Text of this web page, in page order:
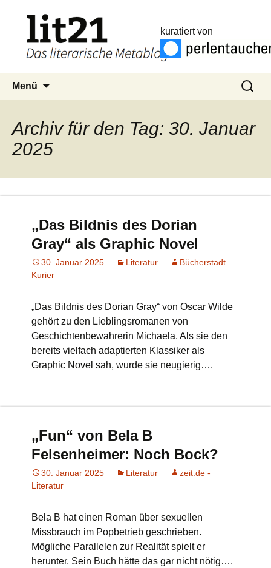
kuratiert von
Menü
Suchen
nach:
Archiv für den Tag: 30. Januar
2025
„Das Bildnis des Dorian
Gray“ als Graphic Novel
30. Januar 2025 Literatur
Bücherstadt
Kurier
„Das Bildnis des Dorian Gray“ von Oscar Wilde
gehört zu den Lieblingsromanen von
Geschichtenbewahrerin Michaela. Als sie den
bereits vielfach adaptierten Klassiker als
Graphic Novel sah, wurde sie neugierig….
„Fun“ von Bela B
Felsenheimer: Noch Bock?
30. Januar 2025 Literatur
zeit.de -
Literatur
Bela B hat einen Roman über sexuellen
Missbrauch im Popbetrieb geschrieben.
Mögliche Parallelen zur Realität spielt er
herunter. Sein Buch hätte das gar nicht nötig….